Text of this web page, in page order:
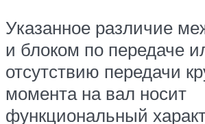
Указанное различие
и блоком по передаче
отсутствию передачи
момента на вал носит
функциональный